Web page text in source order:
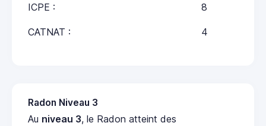
ICPE : 8
CATNAT : 4
Radon Niveau 3
Au niveau 3, le Radon atteint des